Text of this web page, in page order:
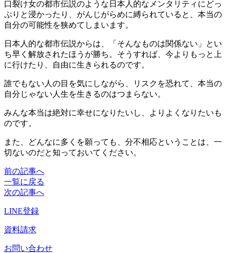
口裂け女の都市伝説のような日本人的なメンタリティにどっ
ぷりと浸かったり、がんじがらめに縛られていると、本当の
自分の可能性を狭めてしまいます。
日本人的な都市伝説からは、「そんなものは関係ない」とい
ち早く解放されたほうが勝ち。そうすれば、今よりもっと上
に行けたり、自由に生きられるのです。
誰でもない人の目を気にしながら、リスクを恐れて、本当の
自分じゃない人生を生きるのはつまらない。
みんな本当は絶対に幸せになりたいし、よりよくなりたいも
のです。
また、どんなに多くを願っても、分不相応ということは、一
切ないのだと知っておいてください。
前の記事へ
一覧に戻る
次の記事へ
LINE登録
資料請求
お問い合わせ